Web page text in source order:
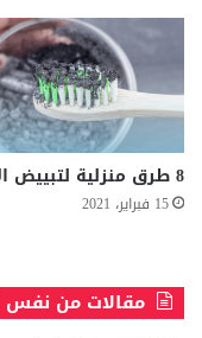
8 طرق منزلية لتبييض الأسنان
15 فبراير، 2021
مقالات من نفس